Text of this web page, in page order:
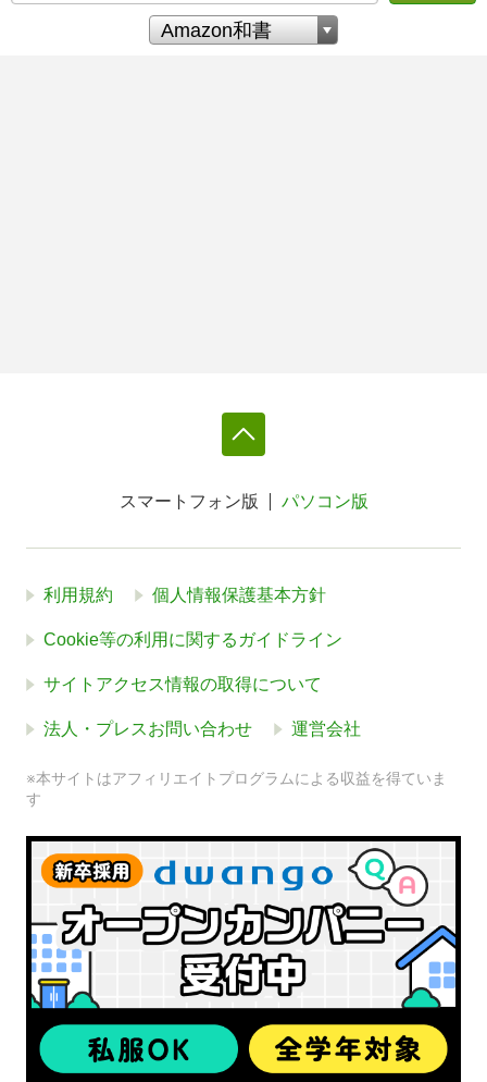
スマートフォン版 パソコン版
利用規約 個人情報保護基本方針
Cookie等の利用に関するガイドライン
サイトアクセス情報の取得について
法人・プレスお問い合わせ 運営会社
※本サイトはアフィリエイトプログラムによる収益を得ていま
す